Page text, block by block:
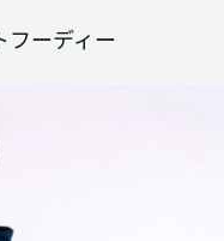
フーディー